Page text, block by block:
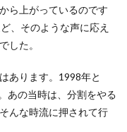
ら上がっているのです
、そのような声に応え
した。
あります。1998年と
あの当時は、分割をやる
んな時流に押されて行